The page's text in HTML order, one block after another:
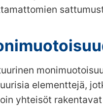
elementtejä,
yhteisöt